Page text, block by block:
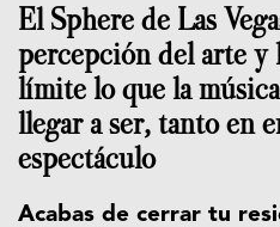
El Sphere de Las
percepción del arte y
límite lo que la
llegar a ser, tanto en
espectáculo
Acabas de cerrar tu